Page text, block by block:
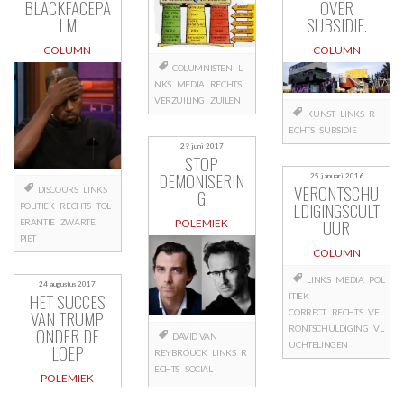
BLACKFACEPA
LM
COLUMN
DISCOURS LINKS
POLITIEK RECHTS TOL
ERANTIE ZWARTE
PIET
24 augustus 2017
HET SUCCES
VAN TRUMP
ONDER DE
LOEP
POLEMIEK
COLUMNISTEN
LI
NKS
MEDIA
RECHTS
VERZUILING
ZUILEN
29 juni 2017
STOP
DEMONISERIN
G
POLEMIEK
DAVID VAN
REYBROUCK LINKS R
ECHTS SOCIAL
OVER
SUBSIDIE.
COLUMN
KUNST LINKS R
ECHTS SUBSIDIE
25 januari 2016
VERONTSCHU
LDIGINGSCULT
UUR
COLUMN
LINKS MEDIA POL
ITIEK
CORRECT
RECHTS VE
RONTSCHULDIGING VL
UCHTELINGEN